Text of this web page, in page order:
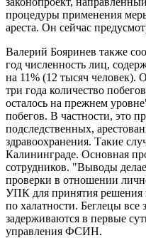
процедуры применения
ареста. Он сейчас
Валерий Бояринев также
год численность лиц,
на 11% (12 тысяч человек).
три года количество
осталось на прежнем
побегов. В частности, это
подследственных,
здравоохранения. Такие
Калининграде. Основная
сотрудников. "Выводы
проверки в отношении
УПК для принятия решения
по халатности. Беглецы
задерживаются в первые
управления ФСИН.